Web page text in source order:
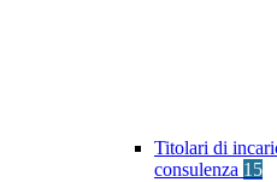
Titolari di
consulenza 15